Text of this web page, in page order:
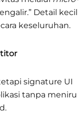
Detail kecil
keseluruhan.
signature UI
tanpa meniru